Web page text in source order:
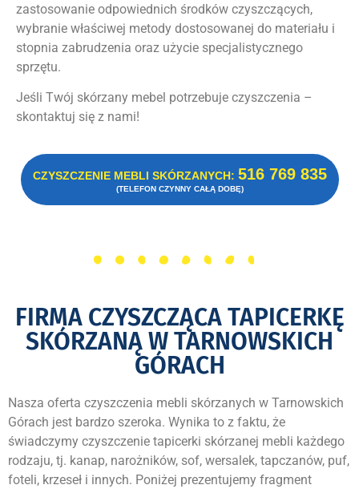
zastosowanie odpowiednich środków czyszczących,
wybranie właściwej metody dostosowanej do materiału i
stopnia zabrudzenia oraz użycie specjalistycznego
sprzętu.
Jeśli Twój skórzany mebel potrzebuje czyszczenia –
skontaktuj się z nami!
CZYSZCZENIE MEBLI SKÓRZANYCH: 516 769 835
(TELEFON CZYNNY CAŁĄ DOBĘ)
FIRMA CZYSZCZĄCA TAPICERKĘ
SKÓRZANĄ W TARNOWSKICH
GÓRACH
Nasza oferta czyszczenia mebli skórzanych w Tarnowskich
Górach jest bardzo szeroka. Wynika to z faktu, że
świadczymy czyszczenie tapicerki skórzanej mebli każdego
rodzaju, tj. kanap, narożników, sof, wersalek, tapczanów, puf,
foteli, krzeseł i innych. Poniżej prezentujemy fragment